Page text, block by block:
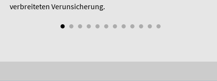
verbreiteten Verunsicherung.